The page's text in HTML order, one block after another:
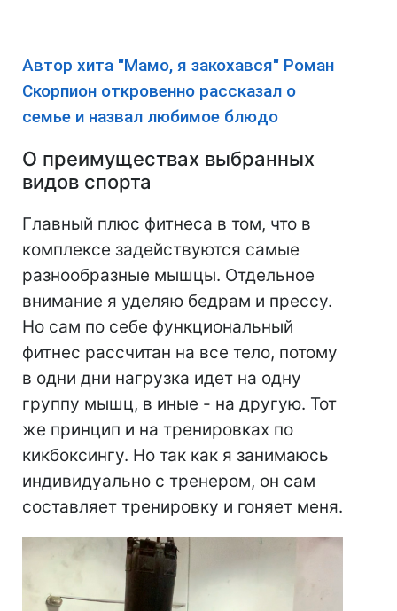
Автор хита "Мамо, я закохався" Роман
Скорпион откровенно рассказал о
семье и назвал любимое блюдо
О преимуществах выбранных
видов спорта
Главный плюс фитнеса в том, что в
комплексе задействуются самые
разнообразные мышцы. Отдельное
внимание я уделяю бедрам и прессу.
Но сам по себе функциональный
фитнес рассчитан на все тело, потому
в одни дни нагрузка идет на одну
группу мышц, в иные - на другую. Тот
же принцип и на тренировках по
кикбоксингу. Но так как я занимаюсь
индивидуально с тренером, он сам
составляет тренировку и гоняет меня.